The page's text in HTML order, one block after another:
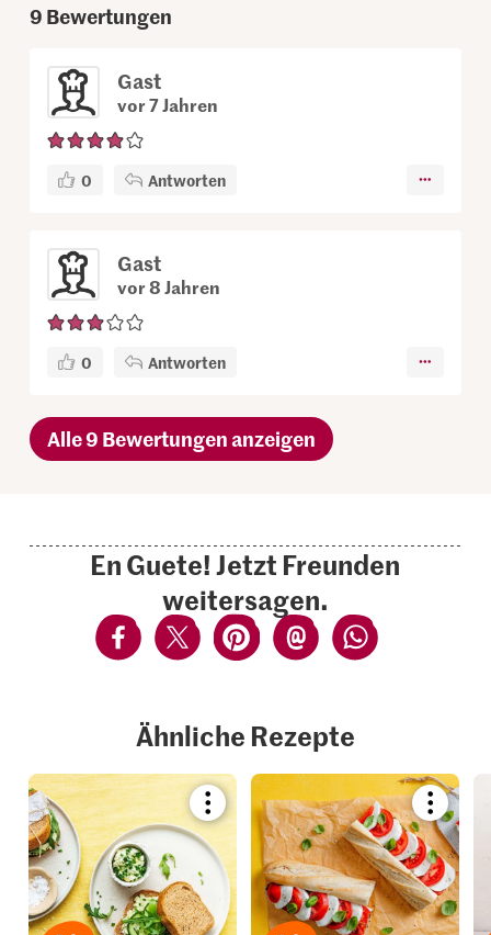
9 Bewertungen
Gast
vor 7 Jahren
0 Antworten
Gast
vor 8 Jahren
0 Antworten
Alle 9 Bewertungen anzeigen
En Guete! Jetzt Freunden
weitersagen.
Ähnliche Rezepte
Bookmark
recipe
or
add
your
collections.
recipe
or
add
it
to
your